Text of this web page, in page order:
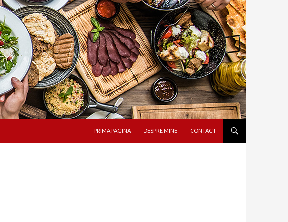
PRIMA PAGINA
DESPRE MINE CONTACT